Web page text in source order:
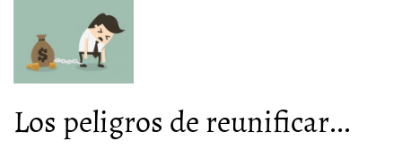
Los peligros de reunificar...